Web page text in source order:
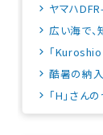
ヤマハ
広い海で、
「
酷暑の納
「H」さん